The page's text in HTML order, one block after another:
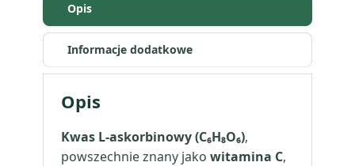
Opis
Informacje dodatkowe
Opis
Kwas L-askorbinowy (C₆H₈O₆),
powszechnie znany jako witamina C,